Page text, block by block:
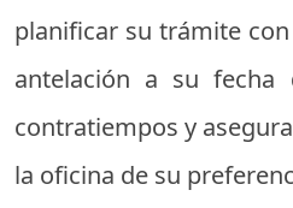
planificar su trámite
antelación a su fecha
contratiempos y
la oficina de su